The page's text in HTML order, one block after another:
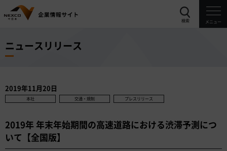
検索 メニュー
ニュースリリース
2019年11月20日
本社 交通・規制 プレスリリース
2019年 年末年始期間の高速道路における渋滞予測につ
いて【全国版】